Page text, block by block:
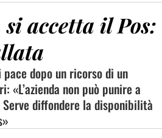
accetta il Pos:
dopo un ricorso di un
«L’azienda non può punire a
diffondere la disponibilità